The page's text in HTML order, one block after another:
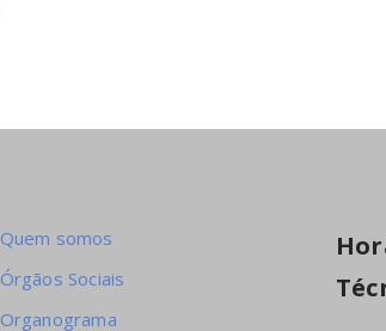
Quem somos
Órgãos Sociais
Organograma